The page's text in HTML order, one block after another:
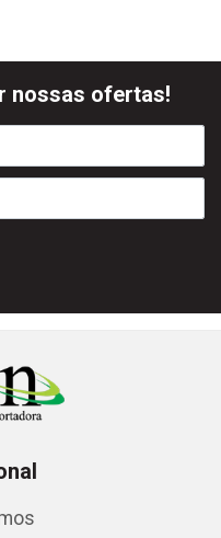
nossas ofertas!